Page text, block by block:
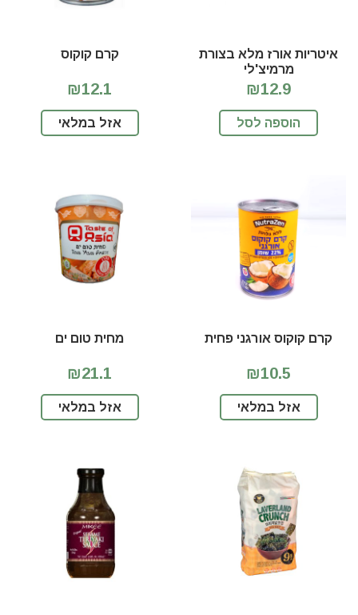
איטריות אורז מלא בצורת
מרמיצ'לי
₪12.9
הוספה לסל
קרם קוקוס
₪12.1
אזל במלאי
קרם קוקוס אורגני פחית
₪10.5
אזל במלאי
מחית טום ים
₪21.1
אזל במלאי